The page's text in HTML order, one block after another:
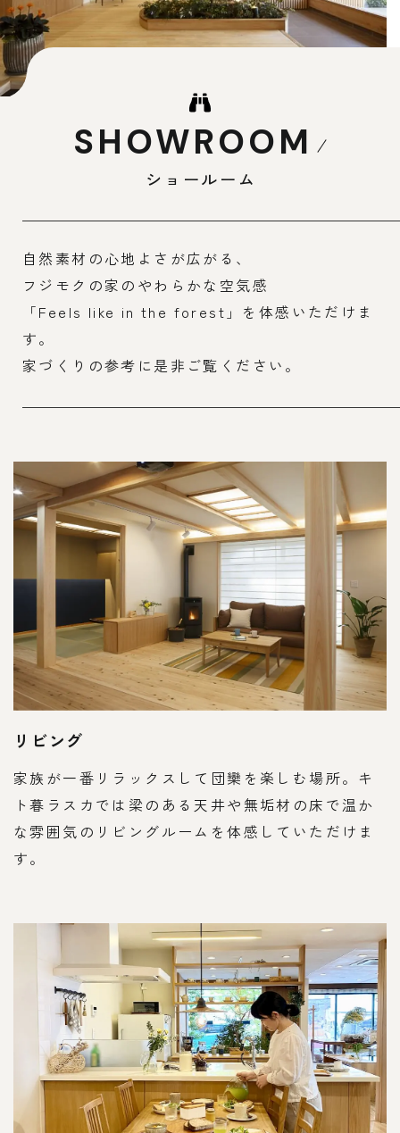
SHOWROOM
ショールーム
自然素材の心地よさが広がる、
フジモクの家のやわらかな空気感
「Feels like in the forest」を体感いただけま
す。
家づくりの参考に是非ご覧ください。
リビング
家族が一番リラックスして団欒を楽しむ場所。キ
ト暮ラスカでは梁のある天井や無垢材の床で温か
な雰囲気のリビングルームを体感していただけま
す。